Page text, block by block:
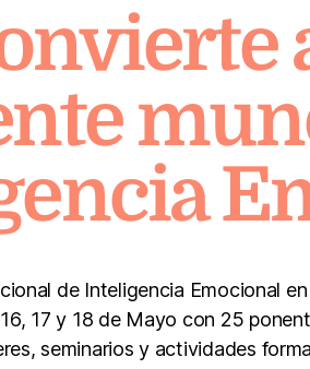
de Inteligencia Emocional
17 y 18 de Mayo con 25
seminarios y actividades